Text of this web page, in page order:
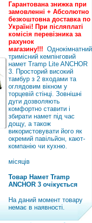
Гарантована знижка при
замовленні + Абсолютно
безкоштовна доставка по
Україні! При післяплаті
комісія перевізника за
рахунок
магазину!!! Однокімнатний
тримісний кемпінговий
намет Tramp Lite ANCHOR
3. Просторий високий
тамбур з 2 входами та
оглядовим вікном у
торцевій стінці. Зовнішні
дуги дозволяють
комфортно ставити і
збирати намет під час
дощу, а також
використовувати його як
окремий павільйон, кают-
компанію чи кухню.
місяців
Товар Намет Tramp
ANCHOR 3 очікується
На даний момент товару
немає в наявності.